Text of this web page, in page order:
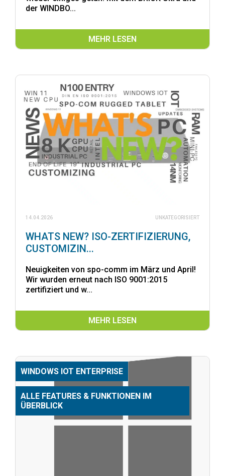
der WINDBO...
MEHR LESEN
14.04.2026 UNKATEGORISIERT
WHATS NEW? ISO-ZERTIFIZIERUNG,
CUSTOMIZIN...
Neuigkeiten von spo-comm im März und April!
Wir wurden erneut nach ISO 9001:2015
zertifiziert und w...
MEHR LESEN
WINDOWS IOT ENTERPRISE
ALLE FEATURES & FUNKTIONEN IM
ÜBERBLICK